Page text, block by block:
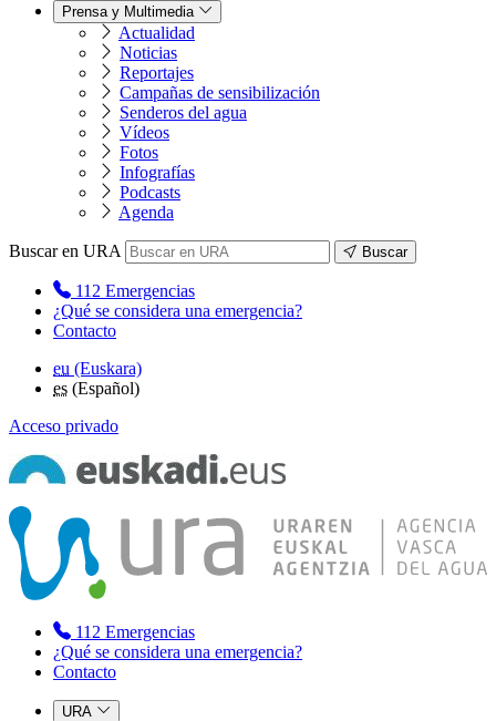
Prensa y Multimedia
Actualidad
Noticias
Reportajes
Campañas de sensibilización
Senderos del agua
Vídeos
Fotos
Infografías
Podcasts
Agenda
Buscar en URA Buscar
112 Emergencias
¿Qué se considera una emergencia?
Contacto
eu (Euskara)
es (Español)
Acceso privado
112 Emergencias
¿Qué se considera una emergencia?
Contacto
URA